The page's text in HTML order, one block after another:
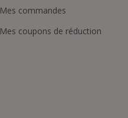
Mes commandes
Mes coupons de réduction